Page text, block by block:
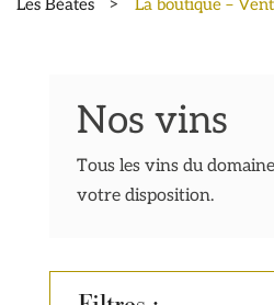
Les Béates > La boutique –
Nos vins
Tous les vins du
votre disposition.